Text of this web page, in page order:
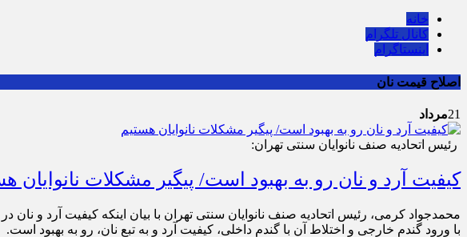
خانه
کانال تلگرام
اینستاگرام
اصلاح قیمت نان
21مرداد
رئیس اتحادیه صنف نانوایان سنتی تهران:
کیفیت آرد و نان رو به بهبود است/ پیگیر مشکلات‌ نانوایان
محمدجواد کرمی، رئیس اتحادیه صنف نانوایان سنتی تهران با بیان اینکه کیفیت آرد و
با ورود گندم خارجی و اختلاط آن با گندم داخلی، کیفیت آرد و به تبع نان، رو به بهبود است.